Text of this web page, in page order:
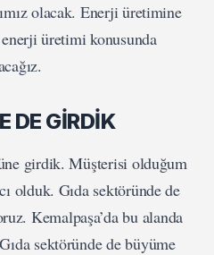
olacak. Enerji üretimine
üretimi konusunda
DE GİRDİK
girdik. Müşterisi olduğum
olduk. Gıda sektöründe de
Kemalpaşa’da bu alanda
sektöründe de büyüme